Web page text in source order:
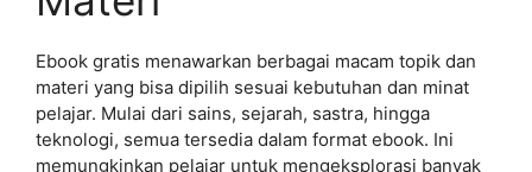
Ebook gratis menawarkan berbagai macam topik dan
materi yang bisa dipilih sesuai kebutuhan dan minat
pelajar. Mulai dari sains, sejarah, sastra, hingga
teknologi, semua tersedia dalam format ebook. Ini
memungkinkan pelajar untuk mengeksplorasi banyak